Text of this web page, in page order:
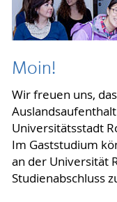
Moin!
Wir freuen uns,
Universitätsstadt
Im Gaststudium
an der Universität
Studienabschluss